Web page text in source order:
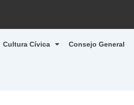
Cultura Cívica Consejo General